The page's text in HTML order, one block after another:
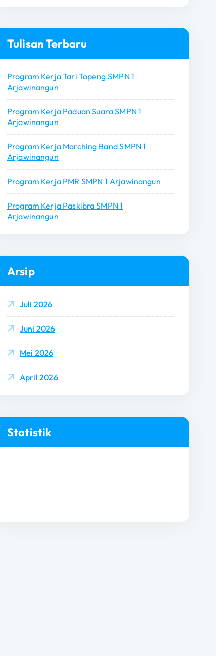
u
n
k
Tulisan Terbaru
Program Kerja Tari Topeng SMPN 1
Arjawinangun
Program Kerja Paduan Suara SMPN 1
Arjawinangun
Program Kerja Marching Band SMPN 1
Arjawinangun
Program Kerja PMR SMPN 1 Arjawinangun
Program Kerja Paskibra SMPN 1
Arjawinangun
Arsip
Juli 2026
Juni 2026
Mei 2026
April 2026
Statistik